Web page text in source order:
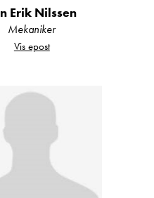
standardmodell
Vi har et
og Laika.
av utstyr som
Erik Nilssen
Mekaniker
Vis epost